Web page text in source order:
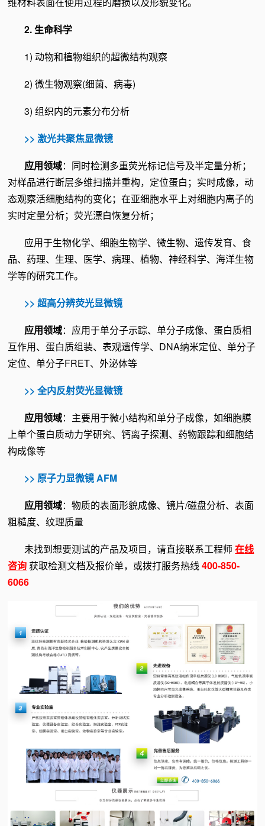
2. 生命科学
1) 动物和植物组织的超微结构观察
2) 微生物观察(细菌、病毒)
3) 组织内的元素分布分析
>>激光共聚焦显微镜
应用领域：同时检测多重荧光标记信号及半定量分析；
对样品进行断层多维扫描并重构，定位蛋白；实时成像，动
态观察活细胞结构的变化；在亚细胞水平上对细胞内离子的
实时定量分析；荧光漂白恢复分析；
应用于生物化学、细胞生物学、微生物、遗传发育、食
品、药理、生理、医学、病理、植物、神经科学、海洋生物
学等的研究工作。
>>超高分辨荧光显微镜
应用领域：应用于单分子示踪、单分子成像、蛋白质相
互作用、蛋白质组装、表观遗传学、DNA纳米定位、单分子
定位、单分子FRET、外泌体等
>> 全内反射荧光显微镜
应用领域：主要用于微小结构和单分子成像，如细胞膜
上单个蛋白质动力学研究、钙离子探测、药物跟踪和细胞结
构成像等
>> 原子力显微镜 AFM
应用领域：物质的表面形貌成像、镜片/磁盘分析、表面
粗糙度、纹理质量
未找到想要测试的产品及项目，请直接联系工程师在线
咨询获取检测文档及报价单，或拨打服务热线400-850-
6066